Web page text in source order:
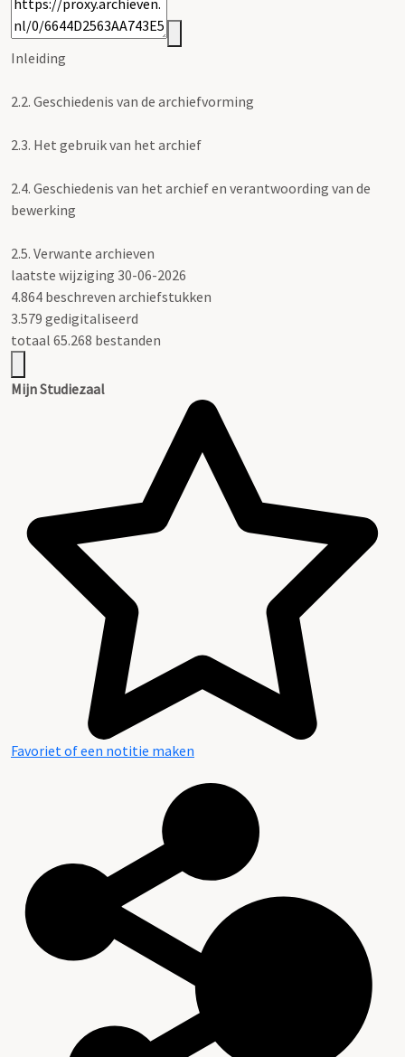
Inleiding
2.2. Geschiedenis van de archiefvorming
2.3. Het gebruik van het archief
2.4. Geschiedenis van het archief en verantwoording van de
bewerking
2.5. Verwante archieven
laatste wijziging 30-06-2026
4.864 beschreven archiefstukken
3.579 gedigitaliseerd
totaal 65.268 bestanden
Mijn Studiezaal
Favoriet of een notitie maken